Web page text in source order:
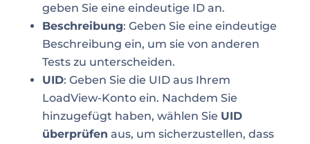
geben Sie eine eindeutige ID an.
Beschreibung: Geben Sie eine eindeutige
Beschreibung ein, um sie von anderen
Tests zu unterscheiden.
UID: Geben Sie die UID aus Ihrem
LoadView-Konto ein. Nachdem Sie
hinzugefügt haben, wählen Sie UID
überprüfen aus, um sicherzustellen, dass